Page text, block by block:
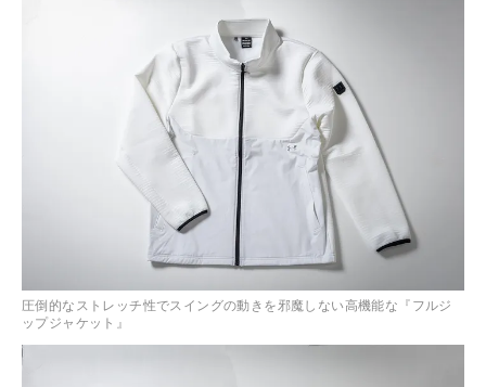
圧倒的なストレッチ性でスイングの動きを邪魔しない高機能な『フルジ
ップジャケット』